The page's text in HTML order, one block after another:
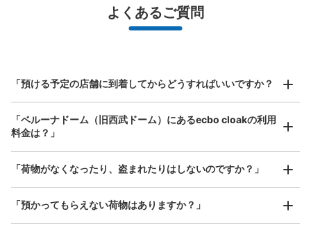
1
西武線西武球場前駅駅から徒歩0分
本日の営業時間
:05:00〜 23:59
改札を入って左手のトイレ付近にあります。
スマホからお店と日時を
指定して事前予約
お店で荷物の写真を
撮ってもらいチェックイン完了
全国1,000箇所以上と提携
アクセスの良い駅ナカ店舗や24時間営業店舗等も多数提携しています
最大辺が45cm未満の大きさのお荷物（リュック、ハンド
バッグ、お手荷物など）
¥800/ 日
器、ベビーカーなど）
よくあるご質問
「預ける予定の店舗に到着してからどうすればいいですか？
「ベルーナドーム（旧西武ドーム）にあるecbo cloakの利用
料金は？」
「荷物がなくなったり、盗まれたりはしないのですか？」
「預かってもらえない荷物はありますか？」